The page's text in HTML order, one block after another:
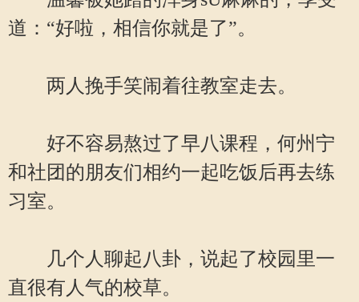
道：“好啦，相信你就是了”。
两人挽手笑闹着往教室走去。
好不容易熬过了早八课程，何州宁
和社团的朋友们相约一起吃饭后再去练
习室。
几个人聊起八卦，说起了校园里一
直很有人气的校草。